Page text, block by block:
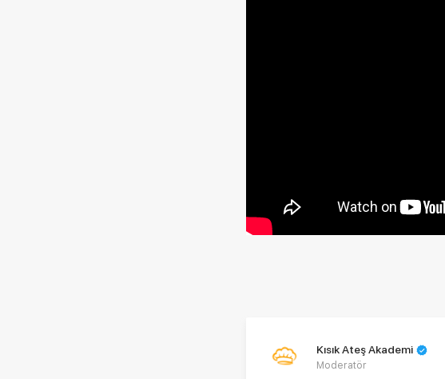
Kısık Ateş Akademi
Moderatör